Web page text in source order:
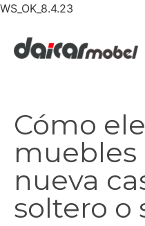
WS_OK_8.4.23
Cómo
muebles
nueva
soltero o